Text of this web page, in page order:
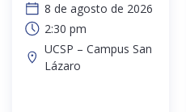
8 de agosto de 2026
2:30 pm
UCSP – Campus San
Lázaro